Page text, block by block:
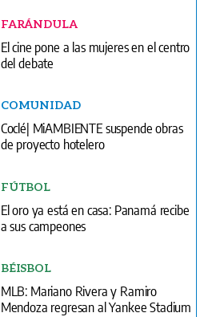
FARÁNDULA
El cine pone a las mujeres en el centro
del debate
COMUNIDAD
Coclé| MiAMBIENTE suspende obras
de proyecto hotelero
FÚTBOL
El oro ya está en casa: Panamá recibe
a sus campeones
BÉISBOL
MLB: Mariano Rivera y Ramiro
Mendoza regresan al Yankee Stadium